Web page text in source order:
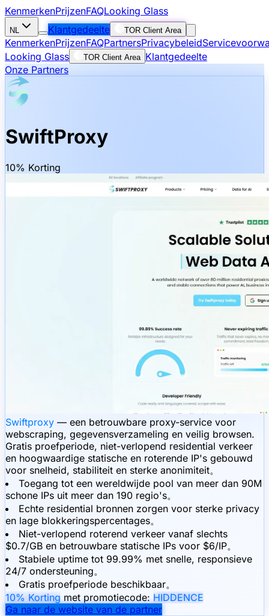
KenmerkenPrijzenFAQLooking Glass
NL Klantgedeelte TOR Client Area
KenmerkenPrijzenFAQPartnersPrivacybeleid
Looking Glass
TOR Client Area Klantgedeelte
Onze Partners
SwiftProxy
10% Korting
Swiftproxy — een betrouwbare proxy-service voor
webscraping, gegevensverzameling en veilig browsen.
Gratis proefperiode, niet-verlopend residential verkeer
en hoogwaardige statische en roterende IP's gebouwd
voor snelheid, stabiliteit en sterke anonimiteit。
Toegang tot een wereldwijde pool van meer dan 90M
schone IPs uit meer dan 190 regio's。
Echte residential bronnen zorgen voor sterke privacy
en lage blokkeringspercentages。
Niet-verlopend roterend verkeer vanaf slechts
$0.7/GB en betrouwbare statische IPs voor $6/IP。
Stabiele uptime tot 99.99% met snelle, responsieve
24/7 ondersteuning。
Gratis proefperiode beschikbaar。
10% Korting met promotiecode: HIDDENCE
Ga naar de website van de partner